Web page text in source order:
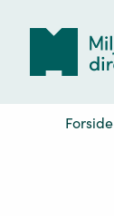
Forside